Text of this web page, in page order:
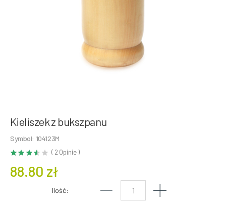
Kieliszek z bukszpanu
Symbol: 104123M
( 2 Opinie )
88.80 zł
Ilość: